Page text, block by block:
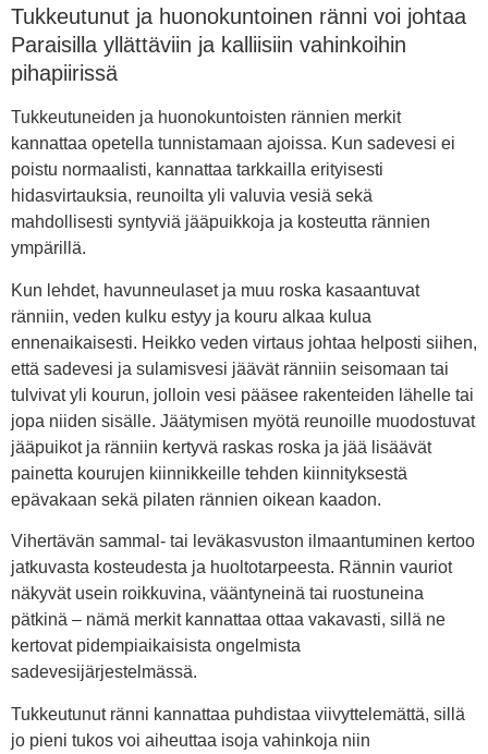
Tukkeutunut ja huonokuntoinen ränni voi johtaa
Paraisilla yllättäviin ja kalliisiin vahinkoihin
pihapiirissä
Tukkeutuneiden ja huonokuntoisten rännien merkit
kannattaa opetella tunnistamaan ajoissa. Kun sadevesi ei
poistu normaalisti, kannattaa tarkkailla erityisesti
hidasvirtauksia, reunoilta yli valuvia vesiä sekä
mahdollisesti syntyviä jääpuikkoja ja kosteutta rännien
ympärillä.
Kun lehdet, havunneulaset ja muu roska kasaantuvat
ränniin, veden kulku estyy ja kouru alkaa kulua
ennenaikaisesti. Heikko veden virtaus johtaa helposti siihen,
että sadevesi ja sulamisvesi jäävät ränniin seisomaan tai
tulvivat yli kourun, jolloin vesi pääsee rakenteiden lähelle tai
jopa niiden sisälle. Jäätymisen myötä reunoille muodostuvat
jääpuikot ja ränniin kertyvä raskas roska ja jää lisäävät
painetta kourujen kiinnikkeille tehden kiinnityksestä
epävakaan sekä pilaten rännien oikean kaadon.
Vihertävän sammal- tai leväkasvuston ilmaantuminen kertoo
jatkuvasta kosteudesta ja huoltotarpeesta. Rännin vauriot
näkyvät usein roikkuvina, vääntyneinä tai ruostuneina
pätkinä – nämä merkit kannattaa ottaa vakavasti, sillä ne
kertovat pidempiaikaisista ongelmista
sadevesijärjestelmässä.
Tukkeutunut ränni kannattaa puhdistaa viivyttelemättä, sillä
jo pieni tukos voi aiheuttaa isoja vahinkoja niin